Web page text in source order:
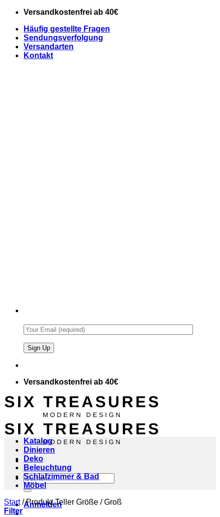
Zum
springen
Versandkostenfrei ab 40€
Häufig gestellte Fragen
Sendungsverfolgung
Versandarten
Kontakt
Versandkostenfrei ab 40€
Suchen
nach:
Anmelden
Katalog
Dinieren
Deko
Beleuchtung
Schlafzimmer & Bad
Möbel
Start /Produkt Teller Größe /Groß
Filter